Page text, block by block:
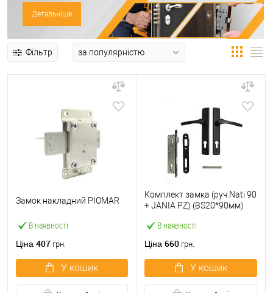
Детальніше
Фільтр
В наявності
Замок накладний PIOMAR
Ціна 407 грн.
У кошик
В наявності
Комплект замка (руч.Nati 90
+ JANIA PZ) (BS20*90мм)
Ціна 660 грн.
У кошик